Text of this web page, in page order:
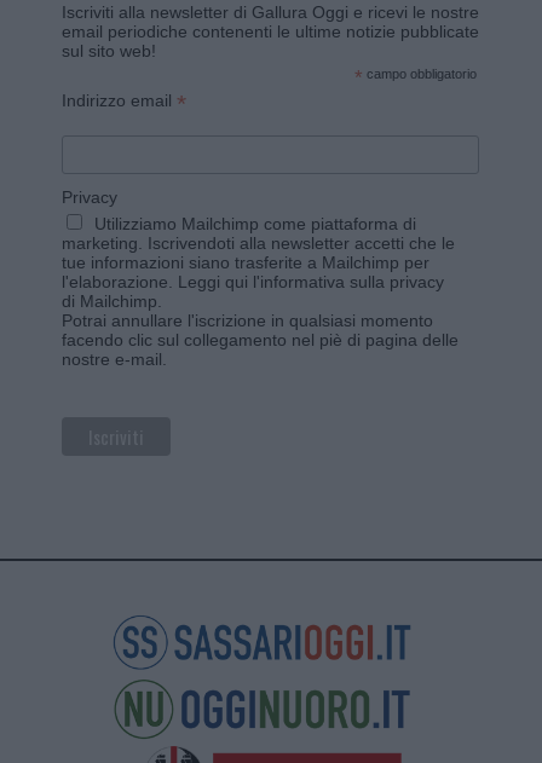
Iscriviti alla newsletter di Gallura Oggi e ricevi le nostre
email periodiche contenenti le ultime notizie pubblicate
sul sito web!
* campo obbligatorio
Indirizzo email *
Privacy
Utilizziamo Mailchimp come piattaforma di
marketing. Iscrivendoti alla newsletter accetti che le
tue informazioni siano trasferite a Mailchimp per
l'elaborazione. Leggi qui l'informativa sulla privacy
di Mailchimp
Potrai annullare l'iscrizione in qualsiasi momento
facendo clic sul collegamento nel piè di pagina delle
nostre e-mail.